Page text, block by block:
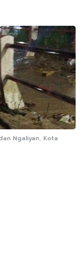
Ngaliyan, Kota